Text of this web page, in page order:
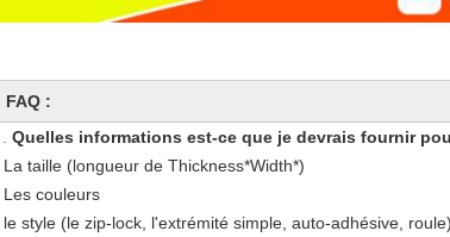
FAQ :
Quelles informations est-ce que je devrais fournir
La taille (longueur de Thickness*Width*)
Les couleurs
le style (le zip-lock, l'extrémité simple, auto-adhésive, roule)